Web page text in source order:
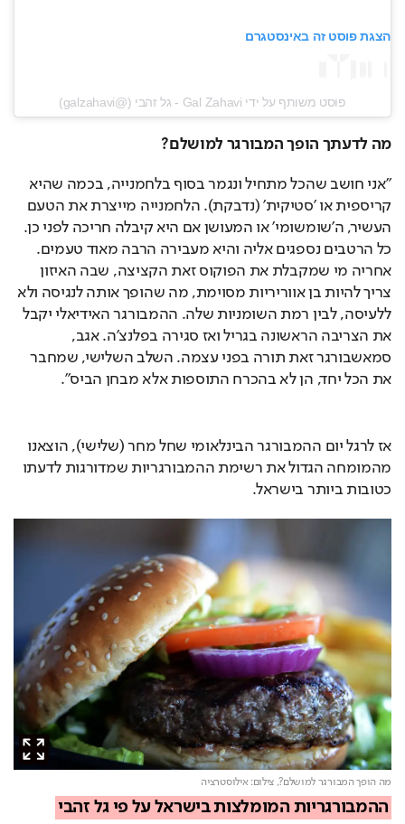
הצגת פוסט זה באינסטגרם
פוסט משותף על ידי ‏‎Gal Zahavi - גל זהבי‎‏ (@‏‎galzahavi‎‏) ‎‏
מה לדעתך הופך המבורגר למושלם?
"אני חושב שהכל מתחיל ונגמר בסוף בלחמנייה, בכמה שהיא
קריספית או 'סטיקית' (נדבקת). הלחמנייה מייצרת את הטעם
העשיר, ה'שומשומי' או המעושן אם היא קיבלה חריכה לפני כן.
כל הרטבים נספגים אליה והיא מעבירה הרבה מאוד טעמים.
אחריה מי שמקבלת את הפוקוס זאת הקציצה, שבה האיזון
צריך להיות בן אווריריות מסוימת, מה שהופך אותה לנגיסה ולא
ללעיסה, לבין רמת השומניות שלה. ההמבורגר האידיאלי יקבל
את הצריבה הראשונה בגריל ואז סגירה בפלנצ'ה. אגב,
סמאשבורגר זאת תורה בפני עצמה. השלב השלישי, שמחבר
את הכל יחד, הן לא בהכרח התוספות אלא מבחן הביס".
אז לרגל יום ההמבורגר הבינלאומי שחל מחר (שלישי), הוצאנו
מהמומחה הגדול את רשימת ההמבורגריות שמדורגות לדעתו
כטובות ביותר בישראל.
מה הופך המבורגר למושלם?,צילום: אילוסטרציה
ההמבורגריות המומלצות בישראל על פי גל זהבי